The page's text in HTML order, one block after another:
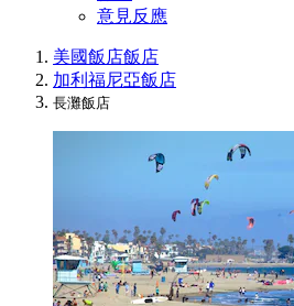
意見反應
美國飯店飯店
加利福尼亞飯店
長灘飯店